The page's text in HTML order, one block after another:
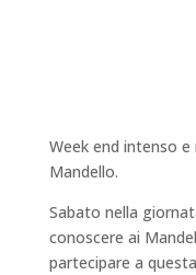
Week end intenso
Mandello.
Sabato nella
conoscere ai
partecipare a